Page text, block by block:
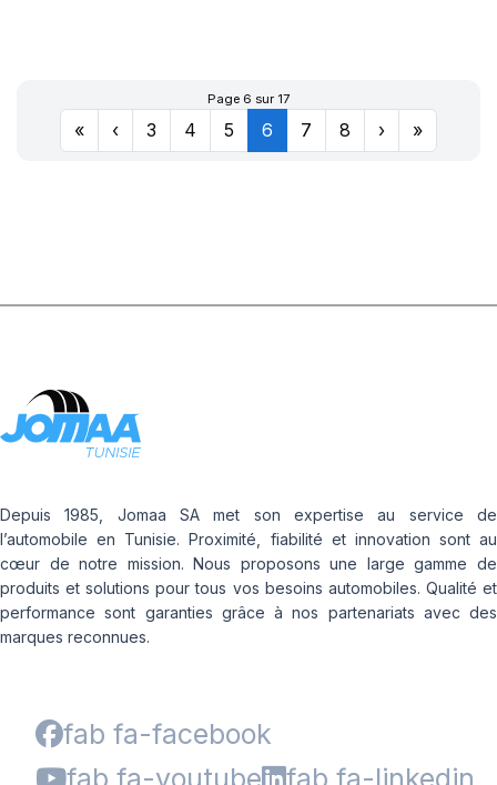
TERRAIN T/A
KM3
Page 6 sur 17
« ‹ 3 4 5 6 7 8 › »
Depuis 1985, Jomaa SA met son expertise au service de
l’automobile en Tunisie. Proximité, fiabilité et innovation sont au
cœur de notre mission. Nous proposons une large gamme de
produits et solutions pour tous vos besoins automobiles. Qualité et
performance sont garanties grâce à nos partenariats avec des
marques reconnues.
fab fa-facebook
fab fa-youtube
fab fa-linkedin